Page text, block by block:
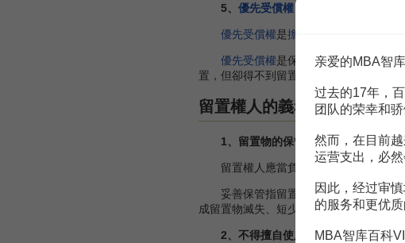
5、 優先受償權
優先受償權是擔保物權
優先受償權是保障留置權人債權的根
置，但卻得不到留置物的
留置權人的義務
1、留置物的保管義務
留置權人應當負妥善保管留置物的義務
妥善保管指留置權人應根據留置物的
成留置物滅失、短少、損壞的留置權人應
2、不得擅自使用留置物的義務
亲爱的MBA智
过去的17年，
团队的荣幸和骄
然而，在目前
运营支出，必
因此，经过审
的服务和更优质
MBA智库百科